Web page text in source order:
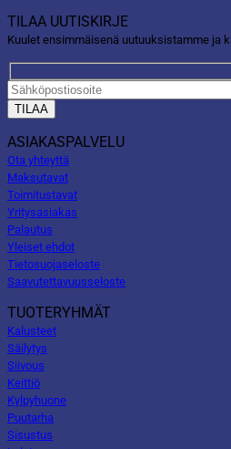
TILAA UUTISKIRJE
Kuulet ensimmäisenä uutuuksistamme ja
ASIAKASPALVELU
Ota yhteyttä
Maksutavat
Toimitustavat
Yritysasiakas
Palautus
Yleiset ehdot
Tietosuojaseloste
Saavutettavuusseloste
TUOTERYHMÄT
Kalusteet
Säilytys
Siivous
Keittiö
Kylpyhuone
Puutarha
Sisustus